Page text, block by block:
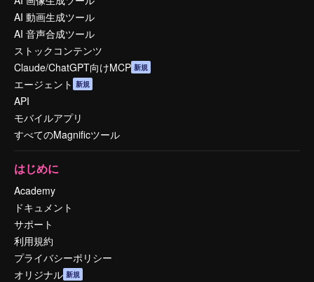
AI 動画生成ツール
AI 音声合成ツール
ストックコンテンツ
Claude/ChatGPT向けMCP 新規
エージェント 新規
API
モバイルアプリ
すべてのMagnificツール
はじめに
Academy
ドキュメント
サポート
利用規約
プライバシーポリシー
オリジナル 新規